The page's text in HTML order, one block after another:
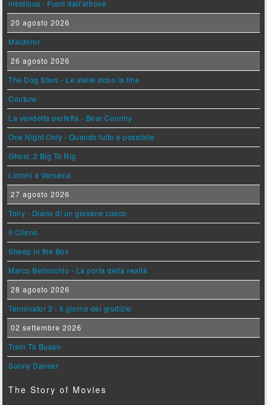
Insidious - Fuori dall'altrove
20 agosto 2026
Maldoror
26 agosto 2026
The Dog Stars - Le stelle dopo la fine
Couture
La vendetta perfetta - Bear Country
One Night Only - Quando tutto è possibile
Ghost: 2 Big To Rig
Limoni a Varsavia
27 agosto 2026
Tony - Diario di un giovane cuoco
Il Cileno
Sheep in the Box
Marco Bellocchio - La porta della realtà
28 agosto 2026
Terminator 2 - Il giorno del giudizio
02 settembre 2026
Train To Busan
Sunny Dancer
The Story of Movies